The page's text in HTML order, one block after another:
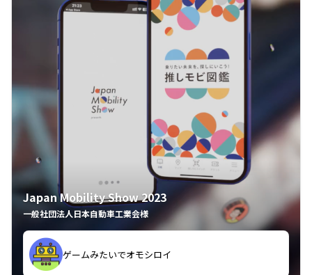
Japan Mobility Show 2023
一般社団法人日本自動車工業会様
ゲームみたいでオモシロイ
久々のモーターショーがアプリでもっと楽しめました